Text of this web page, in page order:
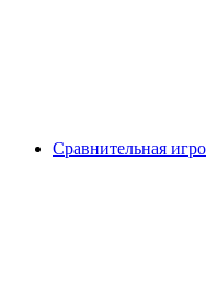
Сравнительная